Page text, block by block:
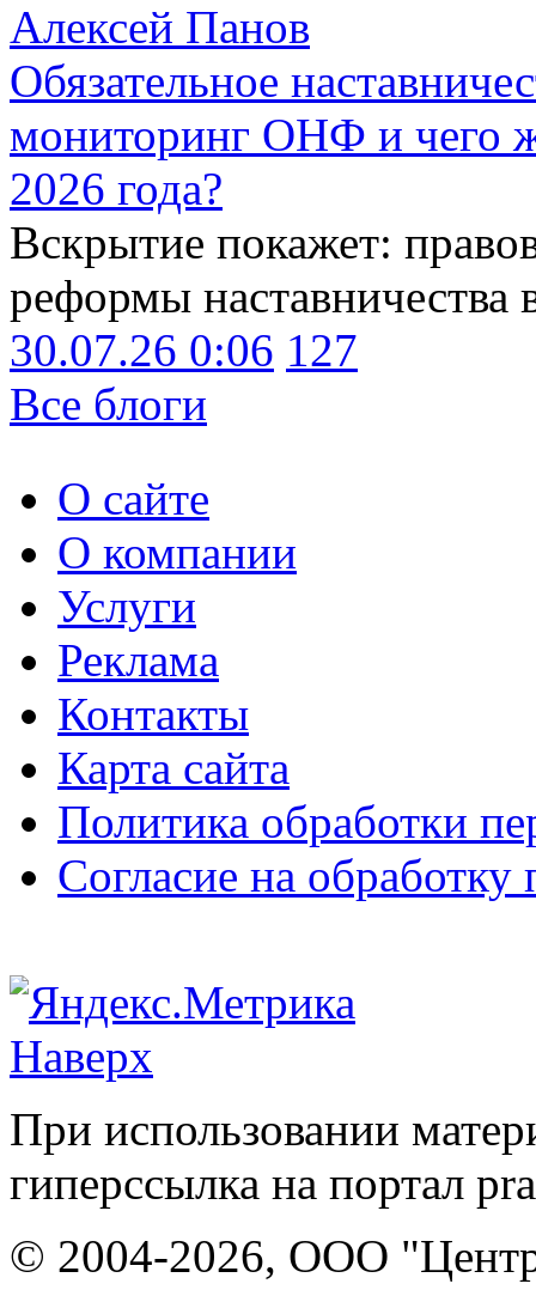
Алексей Панов
Обязательное
мониторинг ОНФ и чего
2026 года?
Вскрытие покажет:
реформы наставничества
30.07.26 0:06 127
Все блоги
О сайте
О компании
Услуги
Реклама
Контакты
Карта сайта
Политика обработки
Согласие на
Наверх
При использовании
гиперссылка на портал
© 2004-2026, ООО "Центр